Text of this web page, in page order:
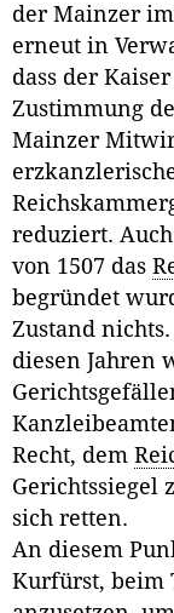
der Mainzer im
erneut in
dass der
Zustimmung
Mainzer
reduziert.
von 1507 das
begründet
Zustand
diesen Jahren
Recht, dem
Gerichtssiegel
sich retten.
An diesem
Kurfürst, beim